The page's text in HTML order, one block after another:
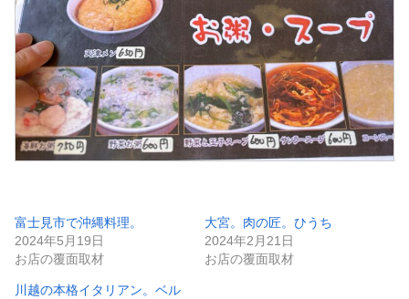
富士見市で沖縄料理。
2024年5月19日
お店の覆面取材
大宮。肉の匠。ひうち
2024年2月21日
お店の覆面取材
川越の本格イタリアン。ベル